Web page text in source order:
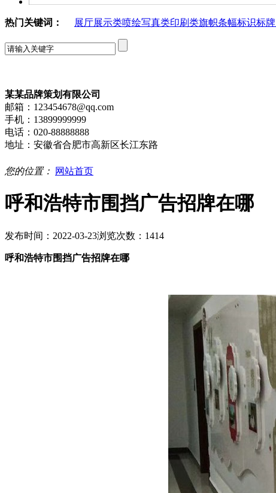
热门关键词： 展厅展示类喷绘写真类印刷类旗帜条幅标识标牌
某某品牌策划有限公司
邮箱：123454678@qq.com
手机：13899999999
电话：020-88888888
地址：安徽省合肥市高新区长江东路
您的位置： 网站首页
呼和浩特市围挡广告招牌在哪
发布时间：2022-03-23浏览次数：1414
呼和浩特市围挡广告招牌在哪